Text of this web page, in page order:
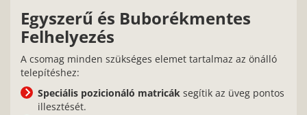
Egyszerű és Buborékmentes
Felhelyezés
A csomag minden szükséges elemet tartalmaz az önálló
telepítéshez:
Speciális pozicionáló matricák segítik az üveg pontos
illesztését.